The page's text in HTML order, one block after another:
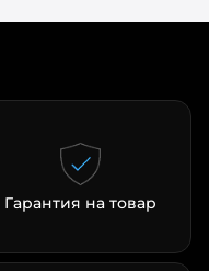
Гарантия на товар